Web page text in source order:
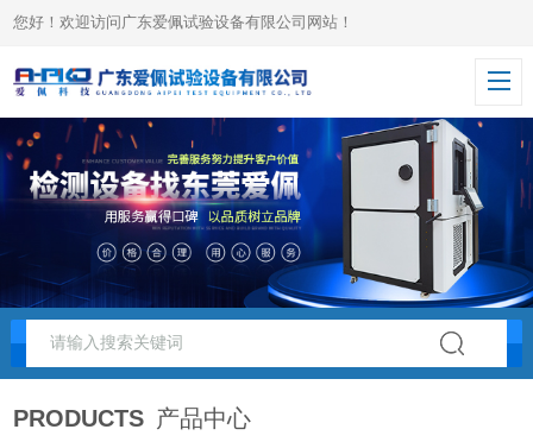
您好！欢迎访问广东爱佩试验设备有限公司网站！
PRODUCTS 产品中心